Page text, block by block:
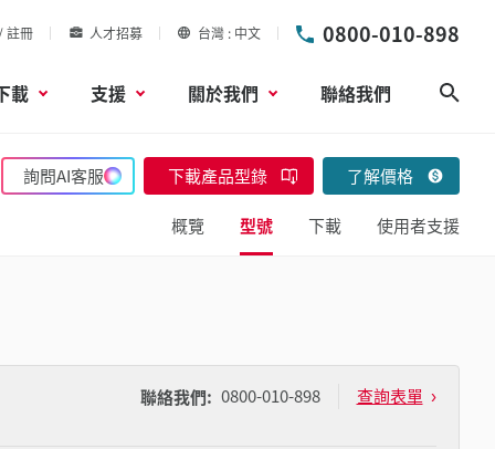
註冊 人才招募 台灣 中文 0800-010-898
載 支援 關於我們 聯絡我們
詢問AI客服 下載產品型錄 了解價格
概覽 型號 下載 使用者支援
聯絡我們: 0800-010-898 查詢表單